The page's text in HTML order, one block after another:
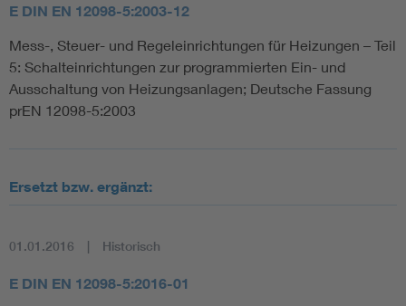
E DIN EN 12098-5:2003-12
Mess-, Steuer- und Regeleinrichtungen für Heizungen – Teil
5: Schalteinrichtungen zur programmierten Ein- und
Ausschaltung von Heizungsanlagen; Deutsche Fassung
prEN 12098-5:2003
Ersetzt bzw. ergänzt:
01.01.2016 Historisch
E DIN EN 12098-5:2016-01